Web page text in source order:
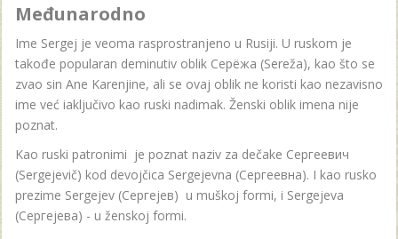
Međunarodno
Ime Sergej je veoma rasprostranjeno u Rusiji. U ruskom je
takođe popularan deminutiv oblik Серёжа (Sereža), kao što se
zvao sin Ane Karenjine, ali se ovaj oblik ne koristi kao nezavisno
ime već iaključivo kao ruski nadimak. Ženski oblik imena nije
poznat.
Kao ruski patronimi je poznat naziv za dečake Сергеевич
(Sergejevič) kod devojčica Sergejevna (Сергеевна). I kao rusko
prezime Sergejev (Сергеjев) u muškoj formi, i Sergejeva
(Сергеjева) - u ženskoj formi.